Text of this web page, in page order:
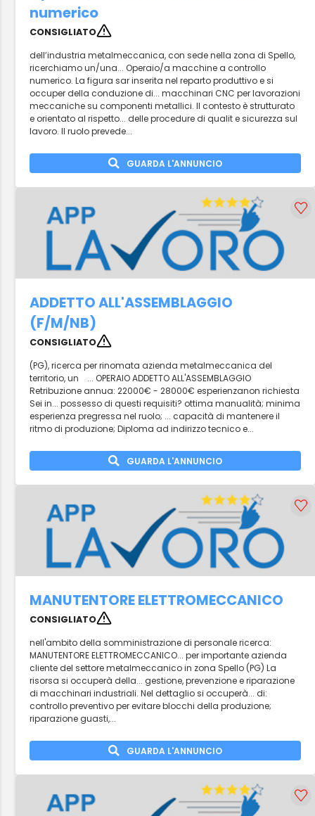
numerico
CONSIGLIATO
dell’industria metalmeccanica, con sede nella zona di Spello,
ricerchiamo un/una... Operaio/a macchine a controllo
numerico. La figura sar inserita nel reparto produttivo e si
occuper della conduzione di... macchinari CNC per lavorazioni
meccaniche su componenti metallici. Il contesto è strutturato
e orientato al rispetto... delle procedure di qualit e sicurezza sul
lavoro. Il ruolo prevede...
GUARDA L'ANNUNCIO
ADDETTO ALL'ASSEMBLAGGIO
(F/M/NB)
CONSIGLIATO
(PG), ricerca per rinomata azienda metalmeccanica del
territorio, un ... OPERAIO ADDETTO ALL'ASSEMBLAGGIO
Retribuzione annua: 22000€ - 28000€ esperienzanon richiesta
Sei in... possesso di questi requisiti? ottima manualità; minima
esperienza pregressa nel ruolo; ... capacità di mantenere il
ritmo di produzione; Diploma ad indirizzo tecnico e...
GUARDA L'ANNUNCIO
MANUTENTORE ELETTROMECCANICO
CONSIGLIATO
nell'ambito della somministrazione di personale ricerca:
MANUTENTORE ELETTROMECCANICO... per importante azienda
cliente del settore metalmeccanico in zona Spello (PG) La
risorsa si occuperà della... gestione, prevenzione e riparazione
di macchinari industriali. Nel dettaglio si occuperà... di:
controllo preventivo per evitare blocchi della produzione;
riparazione guasti,...
GUARDA L'ANNUNCIO